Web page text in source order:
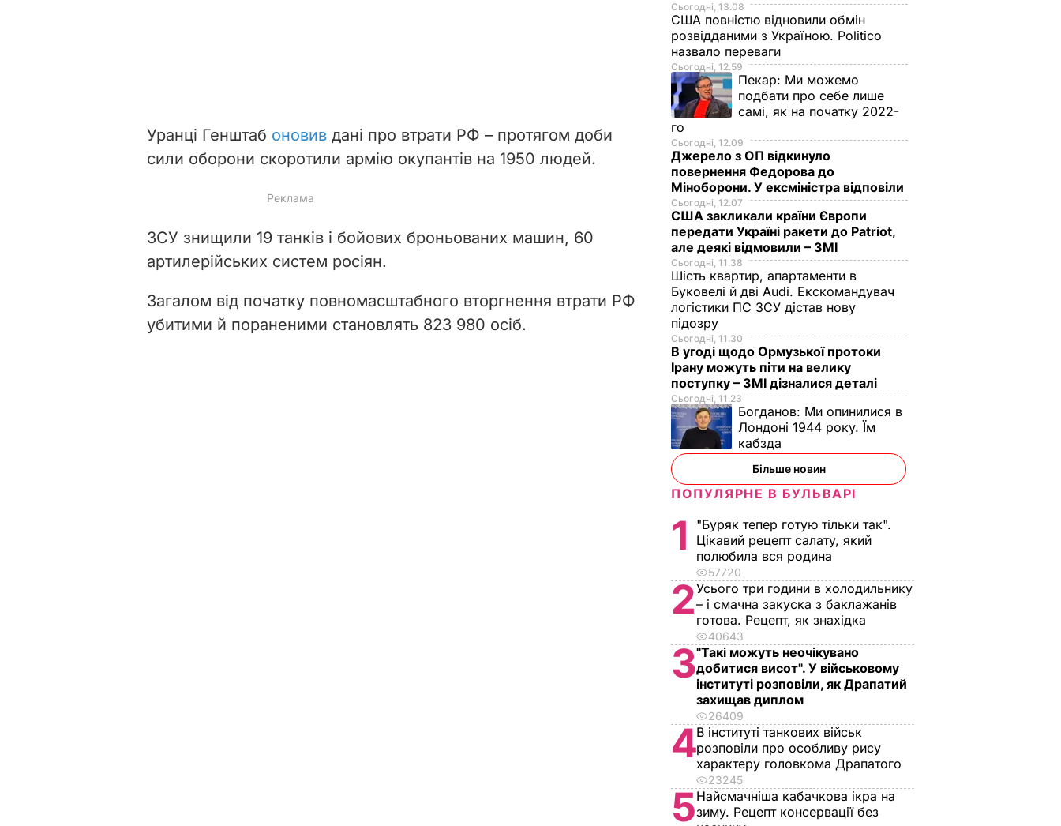
Уранці Генштаб оновив дані про втрати РФ – протягом доби
сили оборони скоротили армію окупантів на 1950 людей.
ЗСУ знищили 19 танків і бойових броньованих машин, 60
артилерійських систем росіян.
Загалом від початку повномасштабного вторгнення втрати РФ
убитими й пораненими становлять 823 980 осіб.
Сьогодні, 13.08
США повністю відновили обмін
розвідданими з Україною. Politico
назвало переваги
Сьогодні, 12.59
Пекар: Ми можемо
подбати про себе лише
самі, як на початку 2022-
го
Сьогодні, 12.09
Джерело з ОП відкинуло
повернення Федорова до
Міноборони. У ексміністра відповіли
Сьогодні, 12.07
США закликали країни Європи
передати Україні ракети до Patriot,
але деякі відмовили – ЗМІ
Сьогодні, 11.38
Шість квартир, апартаменти в
Буковелі й дві Audi. Екскомандувач
логістики ПС ЗСУ дістав нову
підозру
Сьогодні, 11.30
В угоді щодо Ормузької протоки
Ірану можуть піти на велику
поступку – ЗМІ дізналися деталі
Сьогодні, 11.23
Богданов: Ми опинилися в
Лондоні 1944 року. Їм
кабзда
Більше новин
ПОПУЛЯРНЕ В БУЛЬВАРІ
1
"Буряк тепер готую тільки так".
Цікавий рецепт салату, який
полюбила вся родина
57720
2Усього три години в холодильнику
– і смачна закуска з баклажанів
готова. Рецепт, як знахідка
40643
3"Такі можуть неочікувано
добитися висот". У військовому
інституті розповіли, як Драпатий
захищав диплом
26409
4В інституті танкових військ
розповіли про особливу рису
характеру головкома Драпатого
23245
5Найсмачніша кабачкова ікра на
зиму. Рецепт консервації без